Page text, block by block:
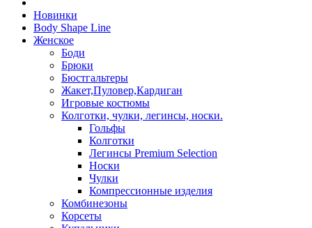
Новинки
Body Shape Line
Женское
Боди
Брюки
Бюстгальтеры
Жакет,Пуловер,Кардиган
Игровые костюмы
Колготки, чулки, легинсы, носки.
Гольфы
Колготки
Легинсы Premium Selection
Носки
Чулки
Компрессионные изделия
Комбинезоны
Корсеты